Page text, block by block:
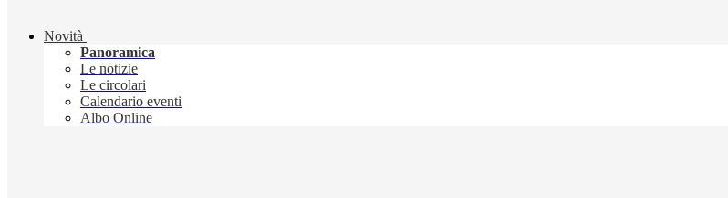
Novità
Panoramica
Le notizie
Le circolari
Calendario eventi
Albo Online